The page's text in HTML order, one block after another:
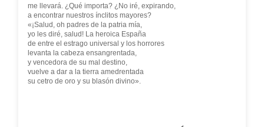
me llevará. ¿Qué importa? ¿No iré, expirando,
a encontrar nuestros ínclitos mayores?
«¡Salud, oh padres de la patria mía,
yo les diré, salud! La heroica España
de entre el estrago universal y los horrores
levanta la cabeza ensangrentada,
y vencedora de su mal destino,
vuelve a dar a la tierra amedrentada
su cetro de oro y su blasón divino».